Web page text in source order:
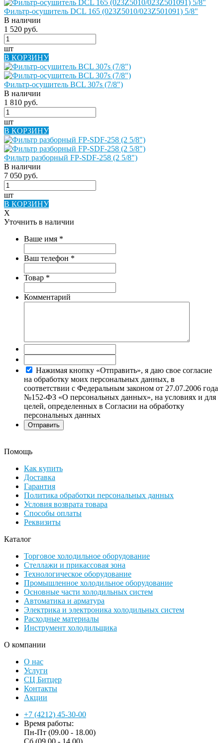
Фильтр-осушитель DCL 165 (023Z5010/023Z501091) 5/8"
В наличии
1 520 руб.
шт
В КОРЗИНУ
Фильтр-осушитель BCL 307s (7/8")
В наличии
1 810 руб.
шт
В КОРЗИНУ
Фильтр разборный FP-SDF-258 (2 5/8")
В наличии
7 050 руб.
шт
В КОРЗИНУ
X
Уточнить в наличии
Ваше имя *
Ваш телефон *
Товар *
Комментарий
Нажимая кнопку «Отправить», я даю свое согласие
на обработку моих персональных данных, в
соответствии с Федеральным законом от 27.07.2006 года
№152-ФЗ «О персональных данных», на условиях и для
целей, определенных в Согласии на обработку
персональных данных
Помощь
Как купить
Доставка
Гарантия
Политика обработки персональных данных
Условия возврата товара
Способы оплаты
Реквизиты
Каталог
Торговое холодильное оборудование
Стеллажи и прикассовая зона
Технологическое оборудование
Промышленное холодильное оборудование
Основные части холодильных систем
Автоматика и арматура
Электрика и электроника холодильных систем
Расходные материалы
Инструмент холодильщика
О компании
О нас
Услуги
СЦ Битцер
Контакты
Акции
+7 (4212) 45-30-00
Время работы:
Пн-Пт (09.00 - 18.00)
Сб (09.00 - 14.00)